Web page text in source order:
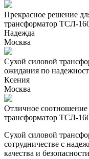
Прекрасное решение
трансформатор ТСЛ-
Надежда
Москва
Сухой силовой
ожидания по
Ксения
Москва
Отличное
трансформатор ТСЛ-
Сухой силовой
сотрудничестве с
качества и